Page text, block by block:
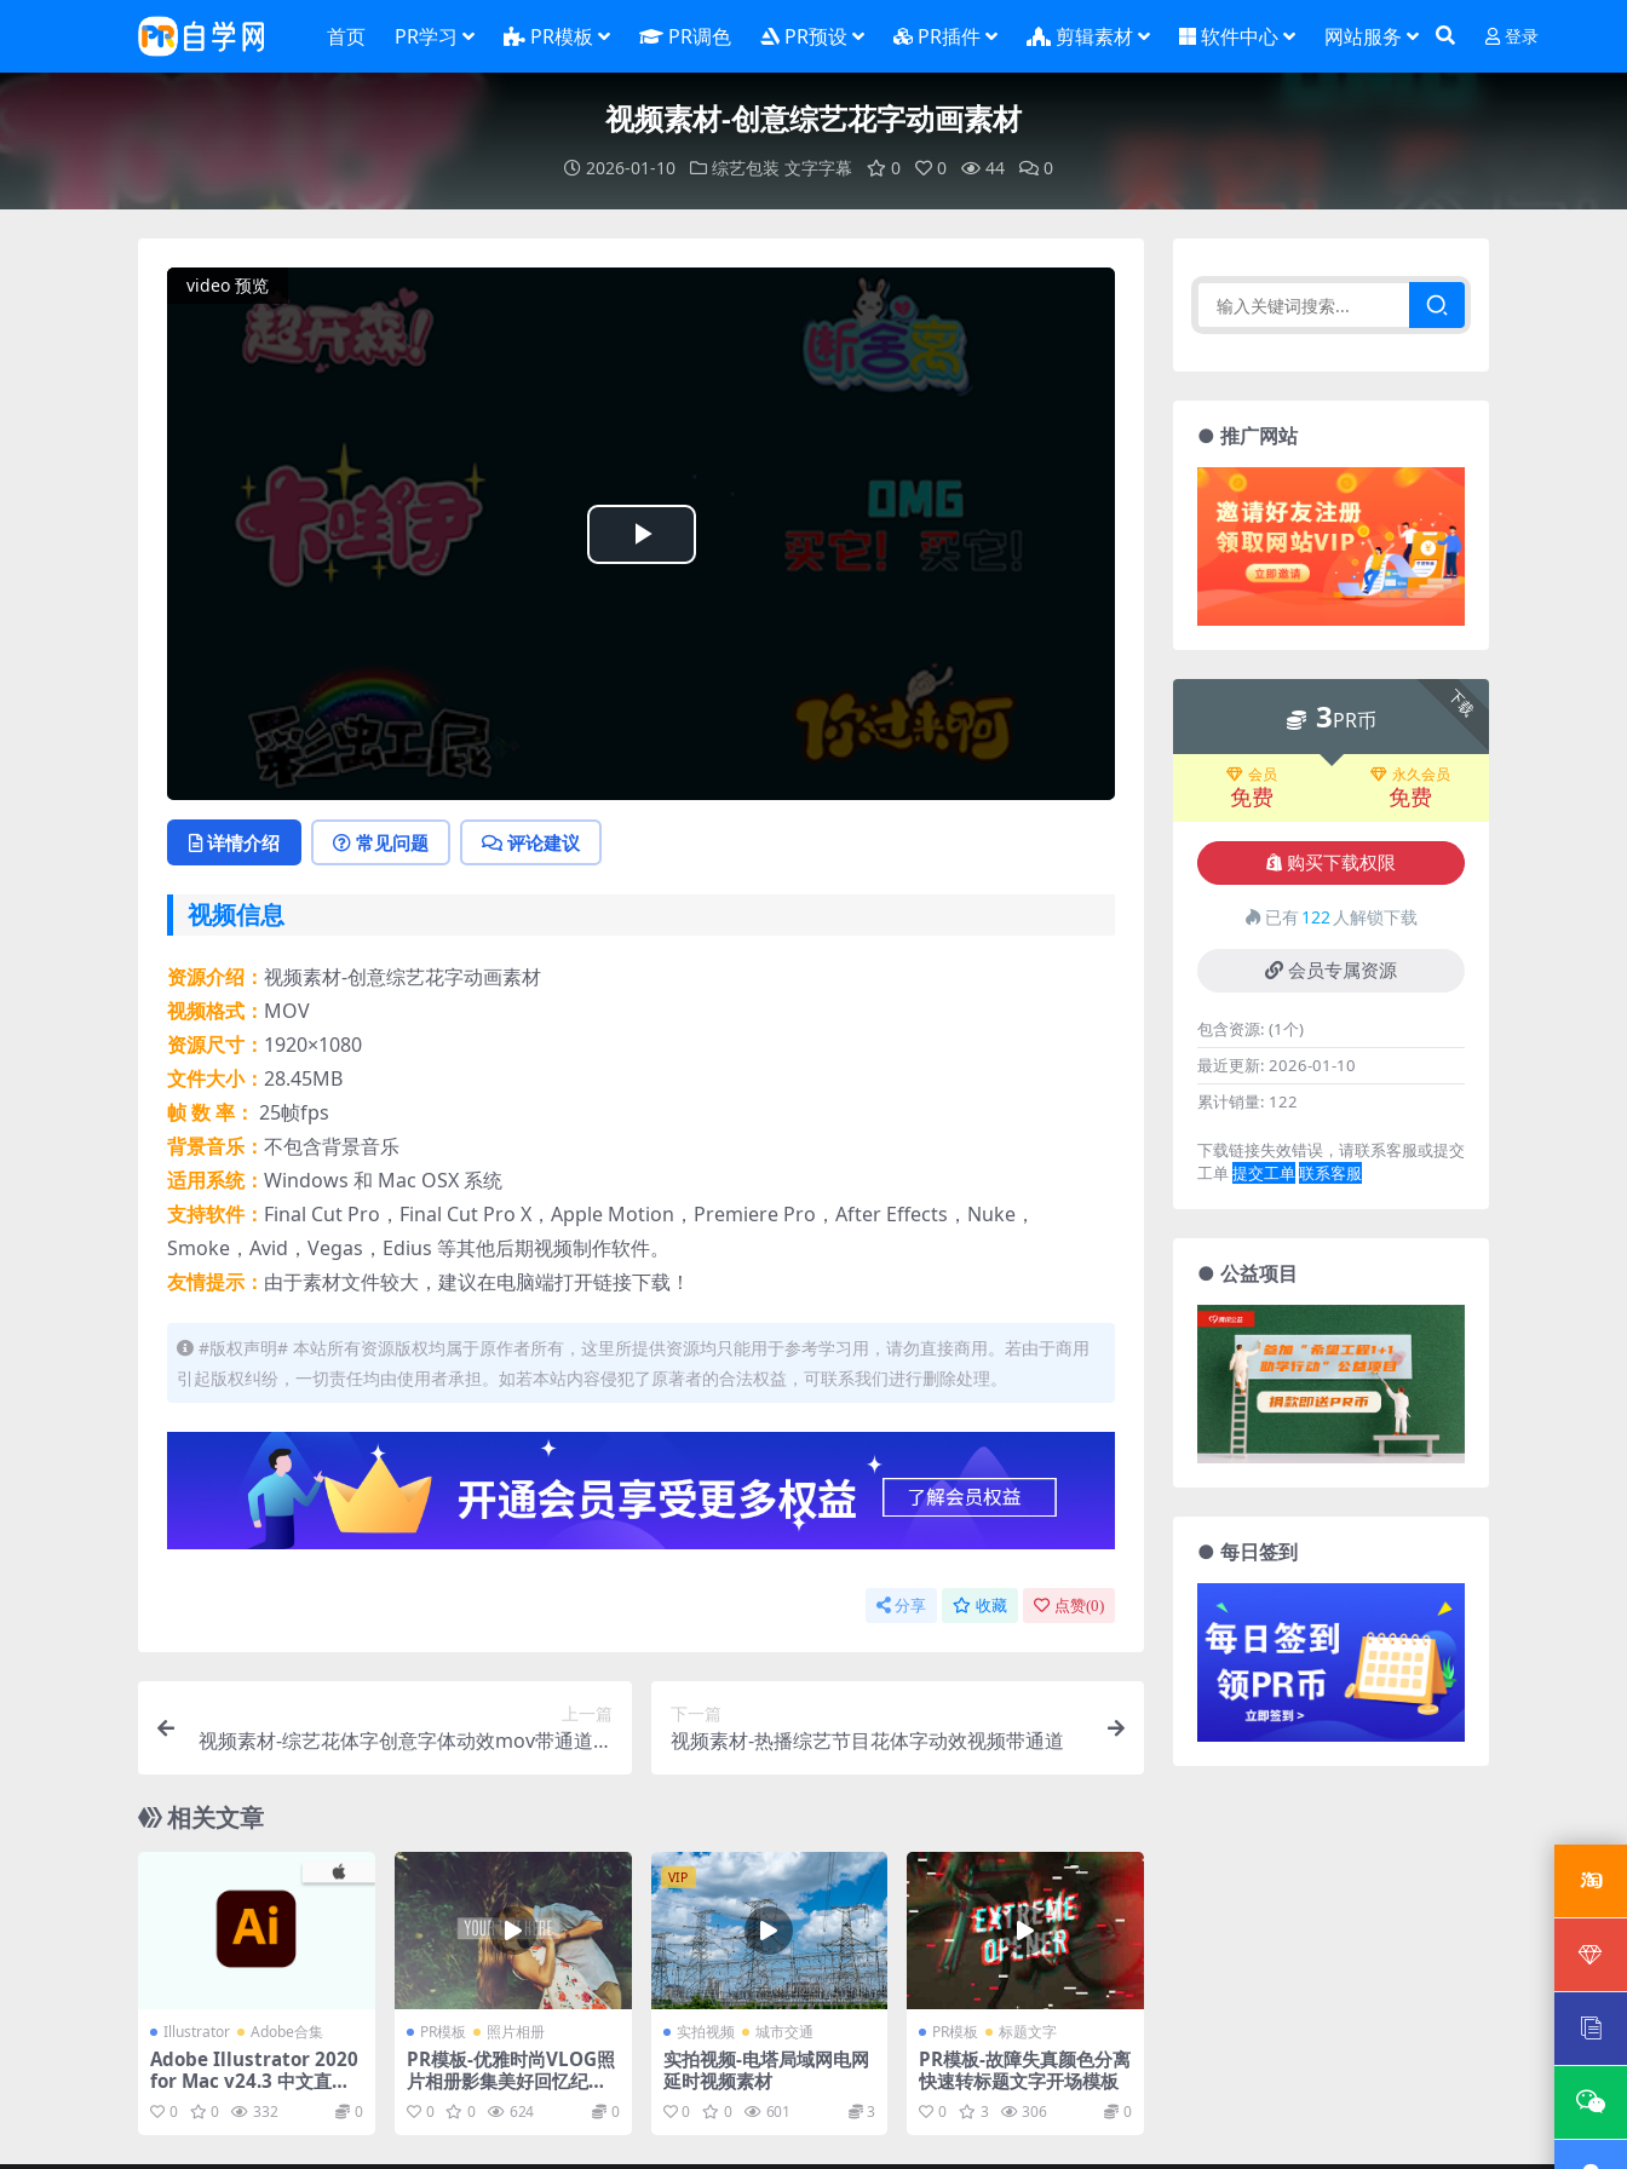
首页 PR学习 PR模板 PR调色 PR预设 PR插件 剪辑素材 软件中心 网站服务 登录
视频素材-创意综艺花字动画素材
2026-01-10 综艺包装 文字字幕 0 0 44 0
video 预览
Play
详情介绍 常见问题 评论建议
视频信息
资源介绍： 视频素材-创意综艺花字动画素材
视频格式： MOV
资源尺寸： 1920×1080
文件大小： 28.45MB
帧 数 率： 25帧fps
背景音乐： 不包含背景音乐
适用系统： Windows 和 Mac OSX 系统
支持软件： Final Cut Pro，Final Cut Pro X，Apple Motion，Premiere Pro，After Effects，Nuke，
Smoke，Avid，Vegas，Edius 等其他后期视频制作软件。
友情提示： 由于素材文件较大，建议在电脑端打开链接下载！
#版权声明# 本站所有资源版权均属于原作者所有，这里所提供资源均只能用于参考学习用，请勿直接商用。若由于商用
引起版权纠纷，一切责任均由使用者承担。如若本站内容侵犯了原著者的合法权益，可联系我们进行删除处理。
分享 收藏 点赞(0)
上一篇
视频素材-综艺花体字创意字体动效mov带通道素
下一篇
视频素材-热播综艺节目花体字动效视频带通道
相关文章
Illustrator Adobe合集
Adobe Illustrator 2020
for Mac v24.3 中文直装
版 0 0 332 0
PR模板 照片相册
PR模板-优雅时尚VLOG照
片相册影集美好回忆纪念
视频模板
0 0 624 0
VIP
实拍视频 城市交通
实拍视频-电塔局域网电网
延时视频素材
0 0 601 3
PR模板 标题文字
PR模板-故障失真颜色分离
快速转标题文字开场模板
0 3 306 0
● 推广网站
下载
3PR币
会员
免费
永久会员
免费
购买下载权限
已有122 人解锁下载
会员专属资源
包含资源: (1个)
最近更新: 2026-01-10
累计销量: 122
下载链接失效错误，请联系客服或提交
工单提交工单联系客服
● 公益项目
● 每日签到